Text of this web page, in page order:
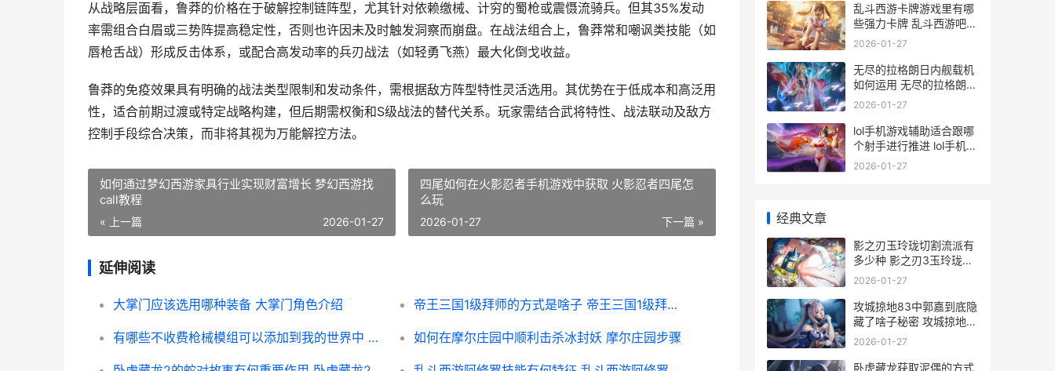
从战略层面看，鲁莽的价格在于破解控制链阵型，尤其针对依赖缴械、计穷的蜀枪或震慑流骑兵。但其35%发动
率需组合白眉或三势阵提高稳定性，否则也许因未及时触发洞察而崩盘。在战法组合上，鲁莽常和嘲讽类技能（如
唇枪舌战）形成反击体系，或配合高发动率的兵刃战法（如轻勇飞燕）最大化倒戈收益。
鲁莽的免疫效果具有明确的战法类型限制和发动条件，需根据敌方阵型特性灵活选用。其优势在于低成本和高泛用
性，适合前期过渡或特定战略构建，但后期需权衡和S级战法的替代关系。玩家需结合武将特性、战法联动及敌方
控制手段综合决策，而非将其视为万能解控方法。
如何通过梦幻西游家具行业实现财富增长 梦幻西游找
call教程
« 上一篇 2026-01-27
四尾如何在火影忍者手机游戏中获取 火影忍者四尾怎
么玩
下一篇 »
2026-01-27
延伸阅读
大掌门应该选用哪种装备 大掌门角色介绍 帝王三国1级拜师的方式是啥子 帝王三国1级拜师怎么玩
有哪些不收费枪械模组可以添加到我的世界中 没有不收费的吗 如何在摩尔庄园中顺利击杀冰封妖 摩尔庄园步骤
乱斗西游卡牌游戏里有哪
些强力卡牌 乱斗西游吧
百度贴吧
2026-01-27
无尽的拉格朗日内舰载机
如何运用 无尽的拉格朗日
wiki
2026-01-27
lol手机游戏辅助适合跟哪
个射手进行推进 lol手机辅
助软件
2026-01-27
经典文章
影之刃玉玲珑切割流派有
多少种 影之刃3玉玲珑前
期技能链搭配
2026-01-27
攻城掠地83中郭嘉到底隐
藏了啥子秘密 攻城掠地副
本236
2026-01-27
卧虎藏龙获取泥偶的方式